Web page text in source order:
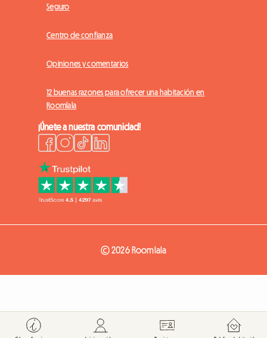
Seguro
Centro de confianza
Opiniones y comentarios
12 buenas razones para ofrecer una habitación en
Roomlala
¡Únete a nuestra comunidad!
© 2026 Roomlala